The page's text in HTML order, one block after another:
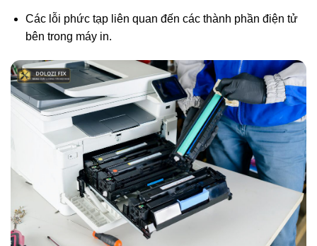
Các lỗi phức tạp liên quan đến các thành phần điện tử
bên trong máy in.